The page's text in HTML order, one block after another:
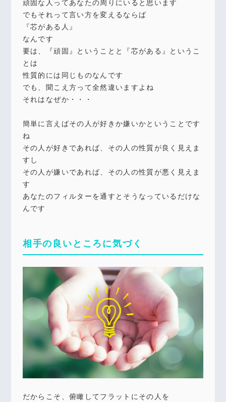
頑固な人ってあなたの周りにいると思います
でもそれって言い方を変えるならば
『芯がある人』
なんです
要は、『頑固』ということと『芯がある』というこ
とは
性質的には同じものなんです
でも、聞こえ方って全然違いますよね
それはなぜか・・・
簡単に言えばその人が好きか嫌いかということです
ね
その人が好きであれば、その人の性質が良く見えま
すし
その人が嫌いであれば、その人の性質が悪く見えま
す
あなたのフィルターを通すとそうなっているだけな
んです
相手の良いところに気づく
だからこそ、俯瞰してフラットにその人を